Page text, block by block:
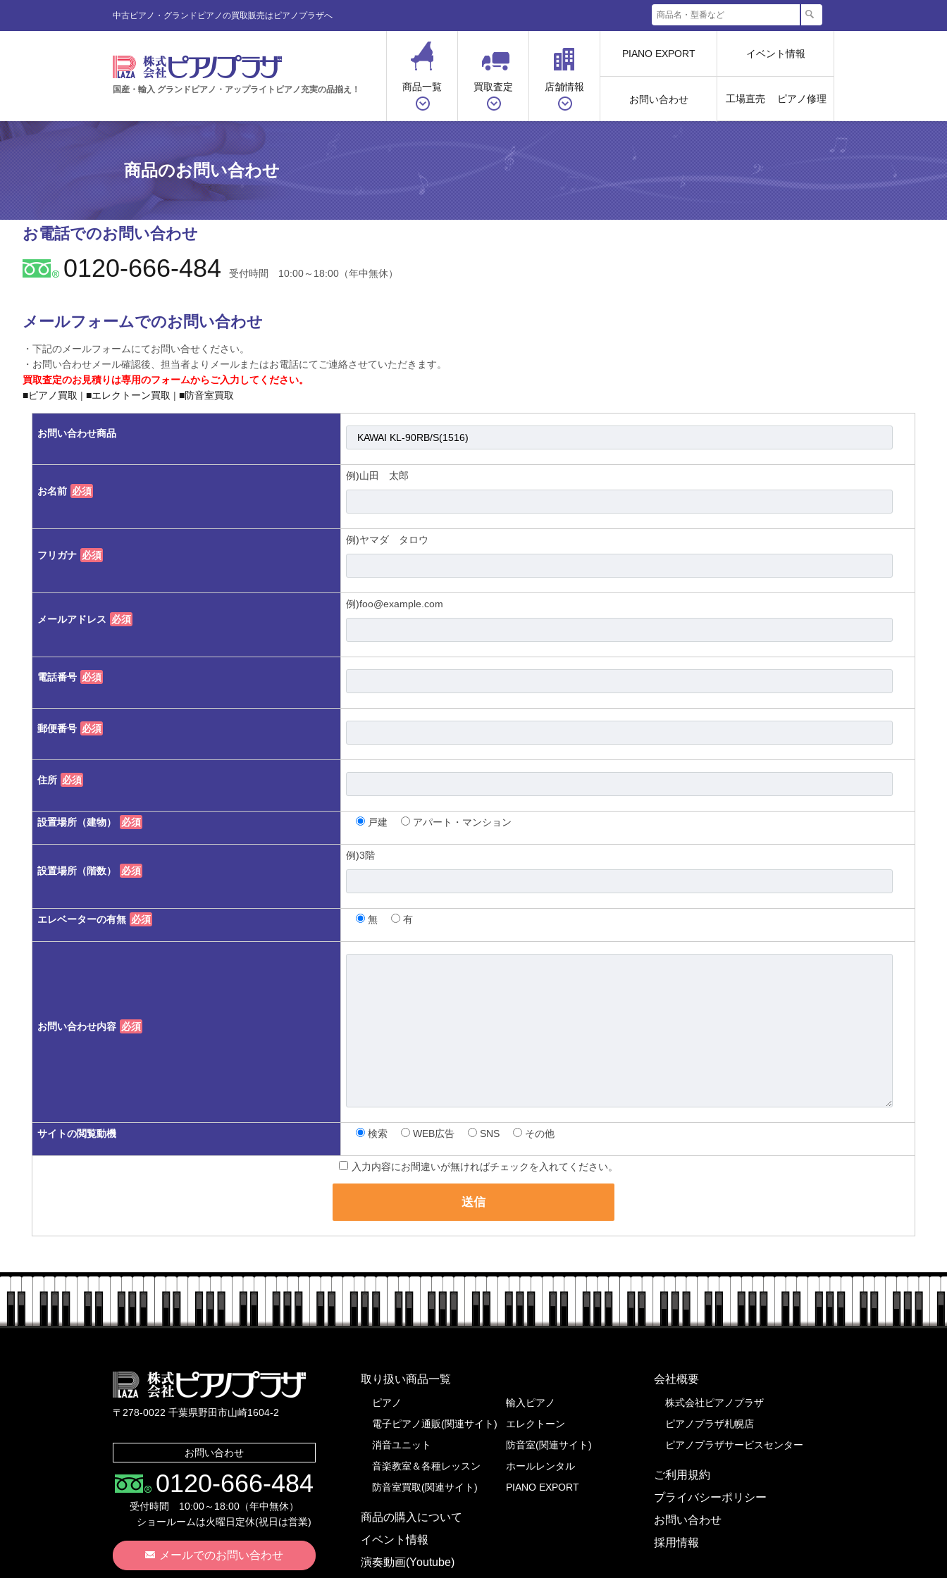
中古ピアノ・グランドピアノの買取販売はピアノプラザへ
国産・輸入 グランドピアノ・アップライトピアノ充実の品揃え！ 商品一覧 買取査定 店舗情報
PIANO EXPORT
お問い合わせ
イベント情報
工場直売 ピアノ修理
商品のお問い合わせ
お電話でのお問い合わせ
0120-666-484 受付時間 10:00～18:00（年中無休）
メールフォームでのお問い合わせ
・下記のメールフォームにてお問い合せください。
・お問い合わせメール確認後、担当者よりメールまたはお電話にてご連絡させていただきます。
買取査定のお見積りは専用のフォームからご入力してください。
■ピアノ買取 | ■エレクトーン買取 | ■防音室買取
お問い合わせ商品
お名前 必須
例)山田 太郎
フリガナ 必須
例)ヤマダ タロウ
メールアドレス 必須
例)foo@example.com
電話番号 必須
郵便番号 必須
住所 必須
設置場所（建物） 必須 戸建 アパート・マンション
設置場所（階数） 必須
例)3階
エレベーターの有無 必須 無 有
お問い合わせ内容 必須
サイトの閲覧動機 検索 WEB広告 SNS その他
入力内容にお間違いが無ければチェックを入れてください。
株式会社ピアノプラザ
〒278-0022 千葉県野田市山崎1604-2
お問い合わせ
0120-666-484
受付時間 10:00～18:00（年中無休）
ショールームは火曜日定休(祝日は営業)
メールでのお問い合わせ
取り扱い商品一覧
ピアノ
輸入ピアノ
電子ピアノ通販(関連サイト)
エレクトーン
消音ユニット
防音室(関連サイト)
音楽教室＆各種レッスン
ホールレンタル
防音室買取(関連サイト)
PIANO EXPORT
商品の購入について
イベント情報
演奏動画(Youtube)
会社概要
株式会社ピアノプラザ
ピアノプラザ札幌店
ピアノプラザサービスセンター
ご利用規約
プライバシーポリシー
お問い合わせ
採用情報